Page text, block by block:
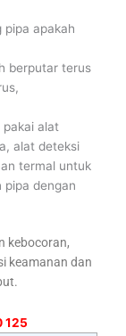
pipa apakah
berputar terus
alat
alat deteksi
termal untuk
pipa dengan
kebocoran,
keamanan dan
125